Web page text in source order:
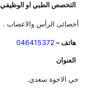
التخصص الطبي او الوظيفي
أخصائى الرأس والاعصاب .
هاتف – 046415372
العنوان
حي الاخوة سعدي.